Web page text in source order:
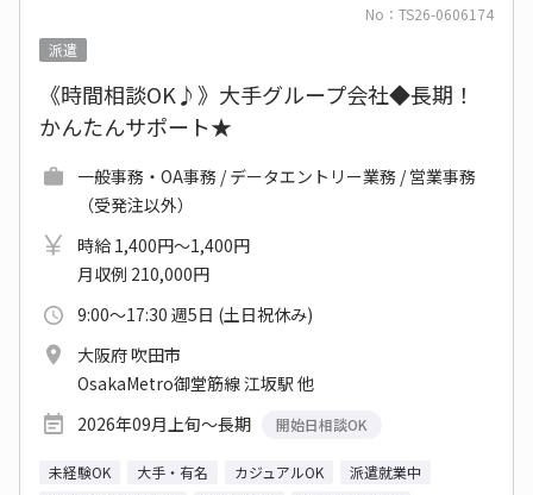
No：TS26-0606174
派遣
《時間相談OK♪》大手グループ会社◆長期！
かんたんサポート★
一般事務・OA事務 / データエントリー業務 / 営業事務
（受発注以外）
時給 1,400円～1,400円
月収例 210,000円
9:00～17:30 週5日 (土日祝休み)
大阪府 吹田市
OsakaMetro御堂筋線 江坂駅 他
2026年09月上旬～長期
開始日相談OK
未経験OK 大手・有名 カジュアルOK
派遣就業中